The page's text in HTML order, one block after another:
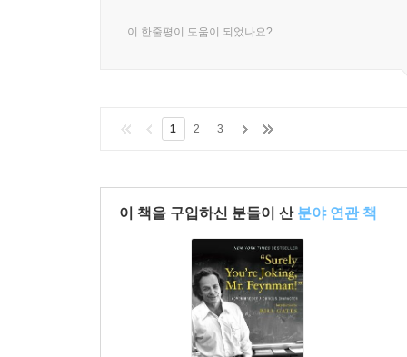
이 한줄평이 도움이 되었나요?
1 2 3
이 책을 구입하신 분들이 산 분야 연관 책